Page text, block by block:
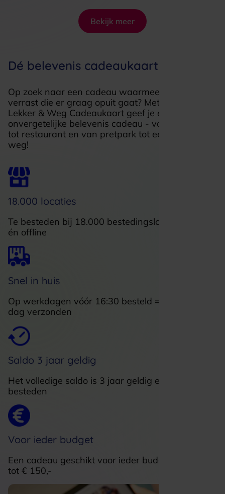
Bekijk meer
Dé belevenis cadeaukaart
Op zoek naar een cadeau waarmee je iemand
verrast die er graag opuit gaat? Met de VVV
Lekker & Weg Cadeaukaart geef je een
onvergetelijke belevenis cadeau - van wellness
tot restaurant en van pretpark tot een nachtje
weg!
18.000 locaties
Te besteden bij 18.000 bestedingslocaties, online
én offline
Snel in huis
Op werkdagen vóór 16:30 besteld = dezelfde
dag verzonden
Saldo 3 jaar geldig
Het volledige saldo is 3 jaar geldig en in delen te
besteden
Voor ieder budget
Een cadeau geschikt voor ieder budget van € 5,-
tot € 150,-